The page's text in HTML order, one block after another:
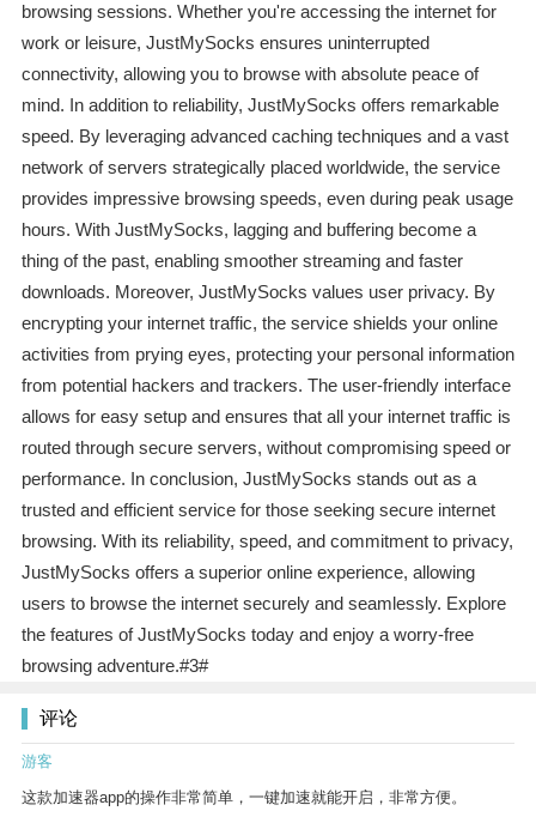
browsing sessions. Whether you're accessing the internet for
work or leisure, JustMySocks ensures uninterrupted
connectivity, allowing you to browse with absolute peace of
mind. In addition to reliability, JustMySocks offers remarkable
speed. By leveraging advanced caching techniques and a vast
network of servers strategically placed worldwide, the service
provides impressive browsing speeds, even during peak usage
hours. With JustMySocks, lagging and buffering become a
thing of the past, enabling smoother streaming and faster
downloads. Moreover, JustMySocks values user privacy. By
encrypting your internet traffic, the service shields your online
activities from prying eyes, protecting your personal information
from potential hackers and trackers. The user-friendly interface
allows for easy setup and ensures that all your internet traffic is
routed through secure servers, without compromising speed or
performance. In conclusion, JustMySocks stands out as a
trusted and efficient service for those seeking secure internet
browsing. With its reliability, speed, and commitment to privacy,
JustMySocks offers a superior online experience, allowing
users to browse the internet securely and seamlessly. Explore
the features of JustMySocks today and enjoy a worry-free
browsing adventure.#3#
评论
游客
这款加速器app的操作非常简单，一键加速就能开启，非常方便。